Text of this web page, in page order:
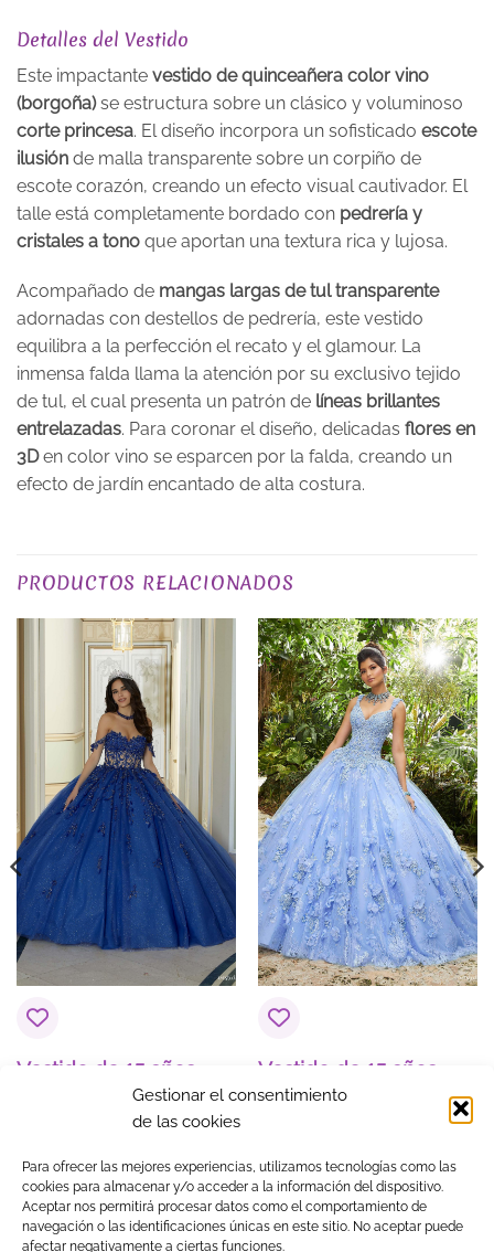
Gestionar el consentimiento
de las cookies
Para ofrecer las mejores experiencias, utilizamos tecnologías como las
cookies para almacenar y/o acceder a la información del dispositivo.
Aceptar nos permitirá procesar datos como el comportamiento de
navegación o las identificaciones únicas en este sitio. No aceptar puede
afectar negativamente a ciertas funciones.
Detalles del Vestido
Este impactante vestido de quinceañera color vino
(borgoña)se estructura sobre un clásico y voluminoso
corte princesa. El diseño incorpora un sofisticado escote
ilusión de malla transparente sobre un corpiño de
escote corazón, creando un efecto visual cautivador. El
talle está completamente bordado con pedrería y
cristales a tono que aportan una textura rica y lujosa.
Acompañado de mangas largas de tul transparente
adornadas con destellos de pedrería, este vestido
equilibra a la perfección el recato y el glamour. La
inmensa falda llama la atención por su exclusivo tejido
de tul, el cual presenta un patrón de líneas brillantes
entrelazadas. Para coronar el diseño, delicadas flores en
3Den color vino se esparcen por la falda, creando un
efecto de jardín encantado de alta costura.
EXCLUSIVO_ONLINE yes
Rojos
PRODUCTOS RELACIONADOS
Vestido de 15 años
Ángela Azul Rey
Vestido de 15 años
Audelia Azul
Visa MasterCardAmerican